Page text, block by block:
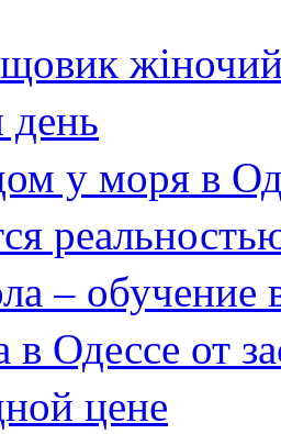
у моря в
– обучение
в Одессе от
цене